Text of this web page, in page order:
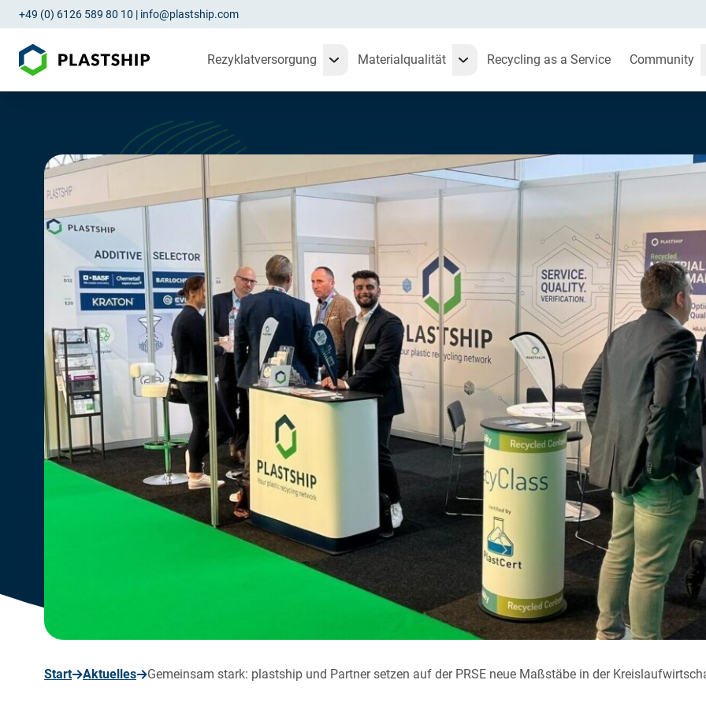
+49 (0) 6126 589 80 10 | info@plastship.com
Rezyklatversorgung Materialqualität Recycling as a Service Community
Startseite
Aktuelles Gemeinsam stark: plastship und Partner setzen auf der PRSE neue Maßstäbe in der